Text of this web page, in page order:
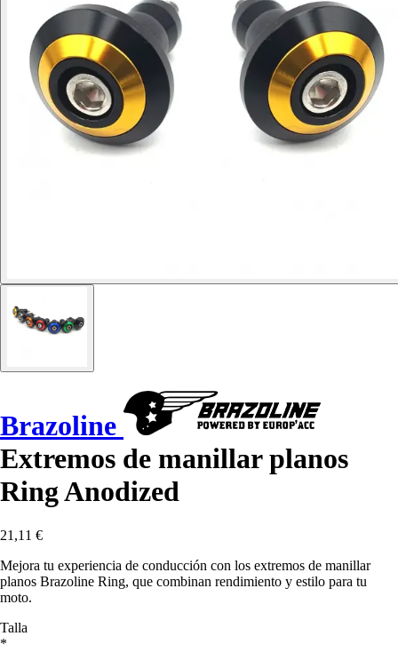
Brazoline
Extremos de manillar planos
Ring Anodized
21,11 €
Mejora tu experiencia de conducción con los extremos de manillar
planos Brazoline Ring, que combinan rendimiento y estilo para tu
moto.
Talla
*